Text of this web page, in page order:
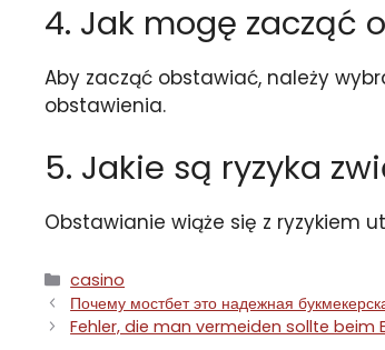
4. Jak mogę zacząć
Aby zacząć obstawiać, należy
obstawienia.
5. Jakie są ryzyka
Obstawianie wiąże się z ryzykiem
Categorías
casino
Почему мостбет это надежная
Fehler, die man vermeiden sollte beim